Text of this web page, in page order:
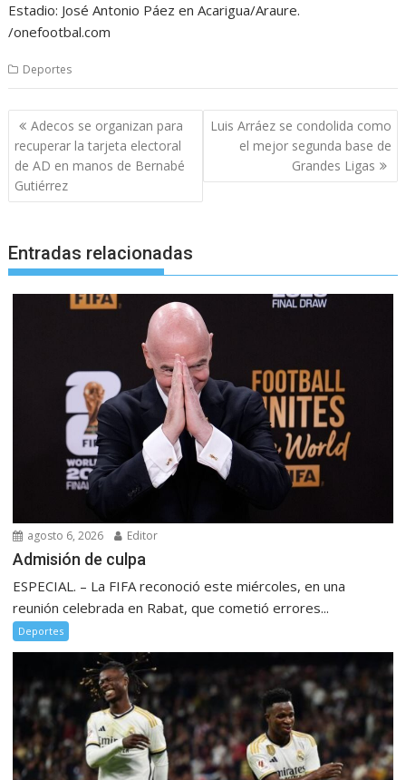
Estadio: José Antonio Páez en Acarigua/Araure.
/onefootbal.com
Deportes
Navegación
de
entradas
Adecos se organizan para
recuperar la tarjeta electoral
de AD en manos de Bernabé
Gutiérrez
Luis Arráez se condolida como
el mejor segunda base de
Grandes Ligas
Entradas relacionadas
agosto 6, 2026 Editor
Admisión de culpa
ESPECIAL. – La FIFA reconoció este miércoles, en una
reunión celebrada en Rabat, que cometió errores...
Deportes